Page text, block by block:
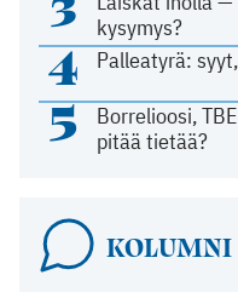
kysymys?
4 Palleatyrä:
5
Borrelioosi,
pitää tietää?
KOLUMNI